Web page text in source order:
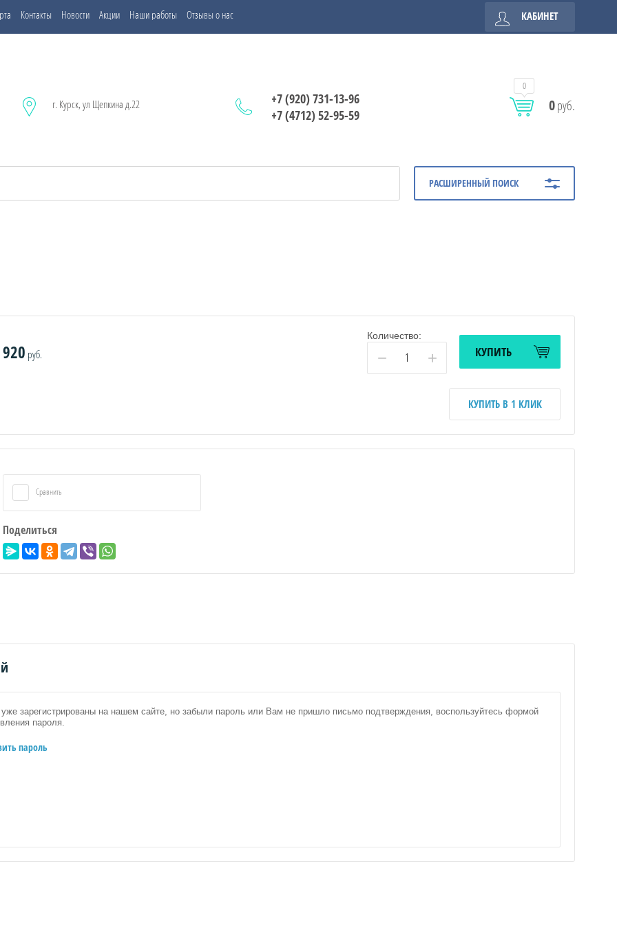
Контакты Новости Акции Наши работы Отзывы о нас КАБИНЕТ
г. Курск, ул Щепкина д.22
+7 (920) 731-13-96
+7 (4712) 52-95-59
0
0руб.
РАСШИРЕННЫЙ ПОИСК
920 руб.
Количество:
− + КУПИТЬ
КУПИТЬ В 1 КЛИК
Сравнить
Поделиться
зарегистрированы на нашем сайте, но забыли пароль или Вам не пришло письмо подтверждения, воспользуйтесь формой
пароля.
пароль